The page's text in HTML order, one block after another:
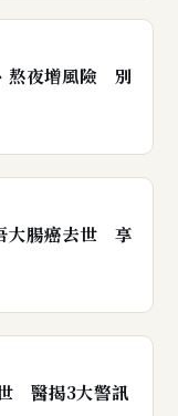
熬夜增風險 別
大腸癌去世 享
醫揭3大警訊